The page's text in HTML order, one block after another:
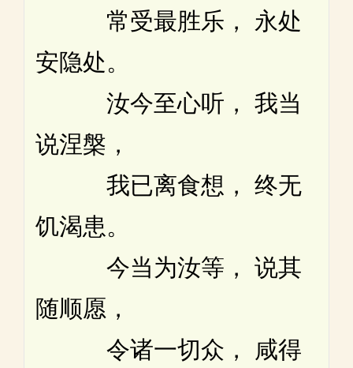
常受最胜乐， 永处
安隐处。
汝今至心听， 我当
说涅槃，
我已离食想， 终无
饥渴患。
今当为汝等， 说其
随顺愿，
令诸一切众， 咸得